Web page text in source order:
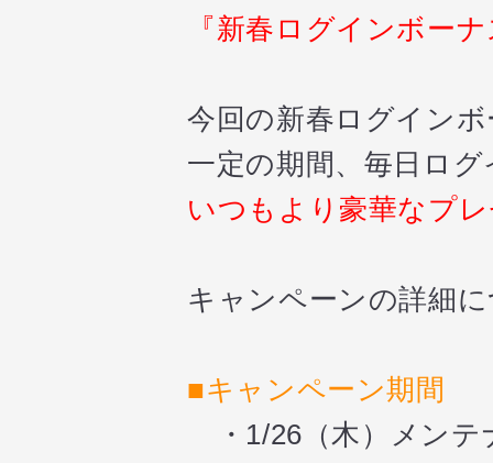
『新春ログインボー
今回の新春ログイン
一定の期間、毎日ロ
いつもより豪華なプ
キャンペーンの詳細
■キャンペーン期間
・1/26（木）メンテ